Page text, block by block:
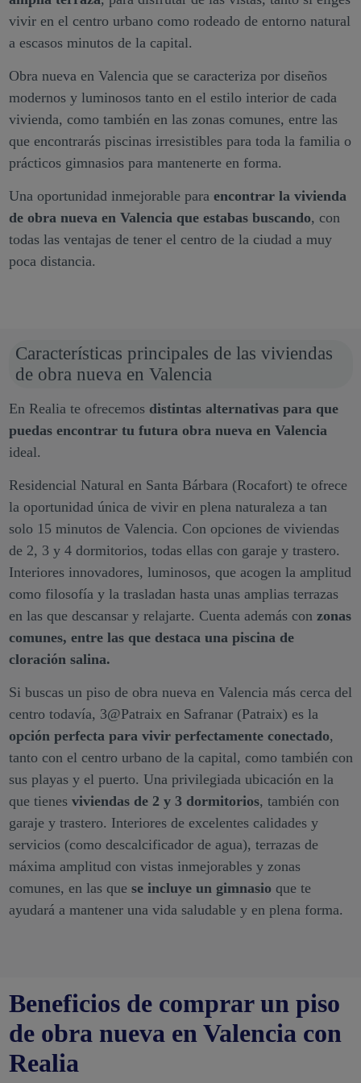
vivir en el centro urbano como rodeado de entorno natural
a escasos minutos de la capital.
Obra nueva en Valencia que se caracteriza por diseños
modernos y luminosos tanto en el estilo interior de cada
vivienda, como también en las zonas comunes, entre las
que encontrarás piscinas irresistibles para toda la familia o
prácticos gimnasios para mantenerte en forma.
Una oportunidad inmejorable para encontrar la vivienda
de obra nueva en Valencia que estabas buscando, con
todas las ventajas de tener el centro de la ciudad a muy
poca distancia.
Características principales de las viviendas
de obra nueva en Valencia
En Realia te ofrecemos distintas alternativas para que
puedas encontrar tu futura obra nueva en Valencia
ideal.
Residencial Natural en Santa Bárbara (Rocafort) te ofrece
la oportunidad única de vivir en plena naturaleza a tan
solo 15 minutos de Valencia. Con opciones de viviendas
de 2, 3 y 4 dormitorios, todas ellas con garaje y trastero.
Interiores innovadores, luminosos, que acogen la amplitud
como filosofía y la trasladan hasta unas amplias terrazas
en las que descansar y relajarte. Cuenta además con zonas
comunes, entre las que destaca una piscina de
cloración salina.
Si buscas un piso de obra nueva en Valencia más cerca del
centro todavía, 3@Patraix en Safranar (Patraix) es la
opción perfecta para vivir perfectamente conectado,
tanto con el centro urbano de la capital, como también con
sus playas y el puerto. Una privilegiada ubicación en la
que tienes viviendas de 2 y 3 dormitorios, también con
garaje y trastero. Interiores de excelentes calidades y
servicios (como descalcificador de agua), terrazas de
máxima amplitud con vistas inmejorables y zonas
comunes, en las que se incluye un gimnasioque te
ayudará a mantener una vida saludable y en plena forma.
Beneficios de comprar un piso
de obra nueva en Valencia con
Realia